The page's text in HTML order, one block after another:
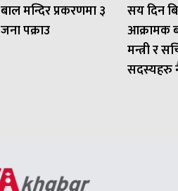
बाल मन्दिर प्रकरणमा ३
जना पक्राउ
सय दिन
आक्रामक
मन्त्री र
सदस्यहरु